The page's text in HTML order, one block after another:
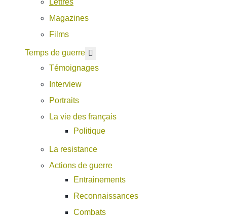
Lettres
Magazines
Films
Temps de guerre
Témoignages
Interview
Portraits
La vie des français
Politique
La resistance
Actions de guerre
Entrainements
Reconnaissances
Combats